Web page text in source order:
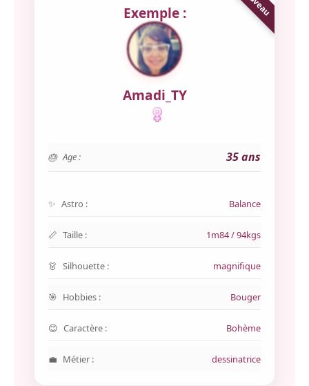
Exemple :
Amadi_TY
Age : 35 ans
Astro : Balance
Taille : 1m84 / 94kgs
Silhouette : magnifique
Hobbies : Bouger
Caractère : Bohème
Métier : dessinatrice